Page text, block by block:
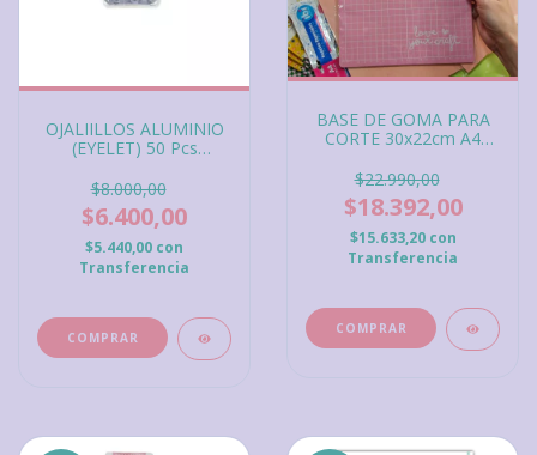
OJALIILLOS ALUMINIO
(EYELET) 50 Pcs
$8.000,00
$6.400,00
$5.440,00 con
Transferencia
BASE DE GOMA PARA
CORTE 30x22cm A4
$22.990,00
$18.392,00
$15.633,20 con
Transferencia